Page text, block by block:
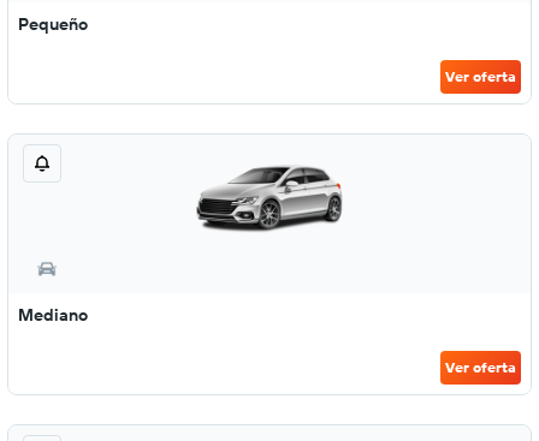
Pequeño
Ver oferta
Mediano
Ver oferta